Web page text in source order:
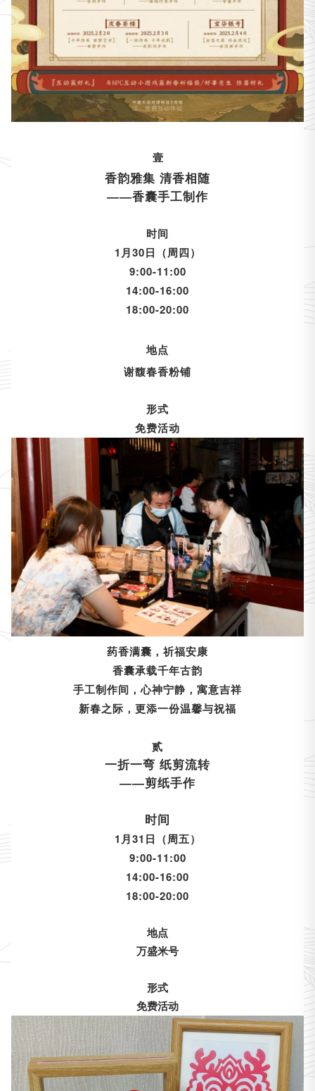
壹
香韵雅集 清香相随
——香囊手工制作
时间
1月30日（周四）
9:00-11:00
14:00-16:00
18:00-20:00
地点
谢馥春香粉铺
形式
免费活动
药香满囊，祈福安康
香囊承载千年古韵
手工制作间，心神宁静，寓意吉祥
新春之际，更添一份温馨与祝福
贰
一折一弯 纸剪流转
——剪纸手作
时间
1月31日（周五）
9:00-11:00
14:00-16:00
18:00-20:00
地点
万盛米号
形式
免费活动